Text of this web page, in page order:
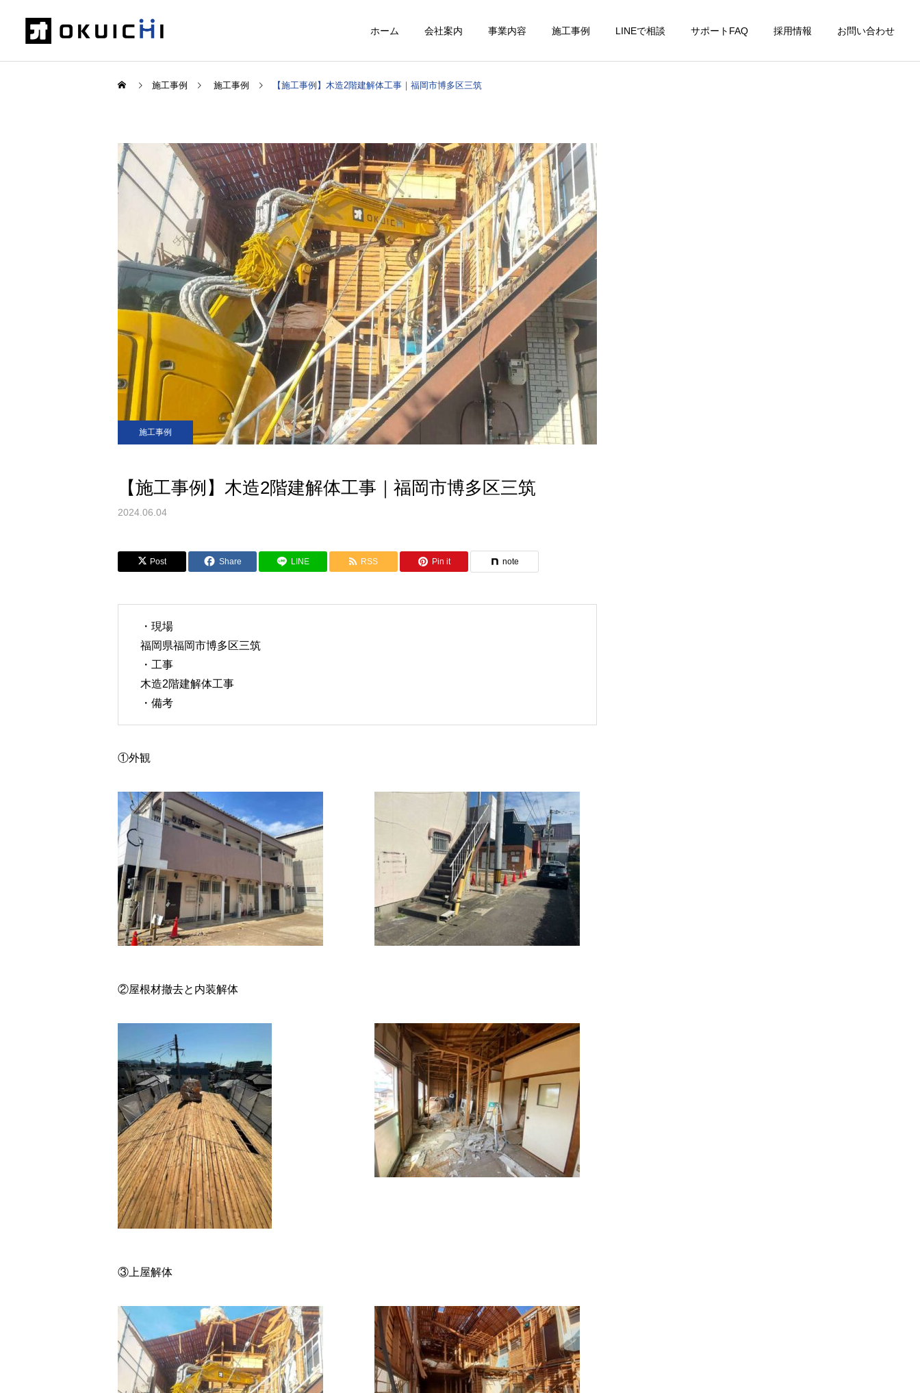
ホーム 会社案内 事業内容 施工事例 LINEで相談 サポートFAQ 採用情報 お問い合わせ
施工事例 施工事例 【施工事例】木造2階建解体工事｜福岡市博多区三筑
施工事例
【施工事例】木造2階建解体工事｜福岡市博多区三筑
2024.06.04
Post Share LINE RSS Pin it note
・現場
福岡県福岡市博多区三筑
・工事
木造2階建解体工事
・備考
①外観
②屋根材撤去と内装解体
③上屋解体